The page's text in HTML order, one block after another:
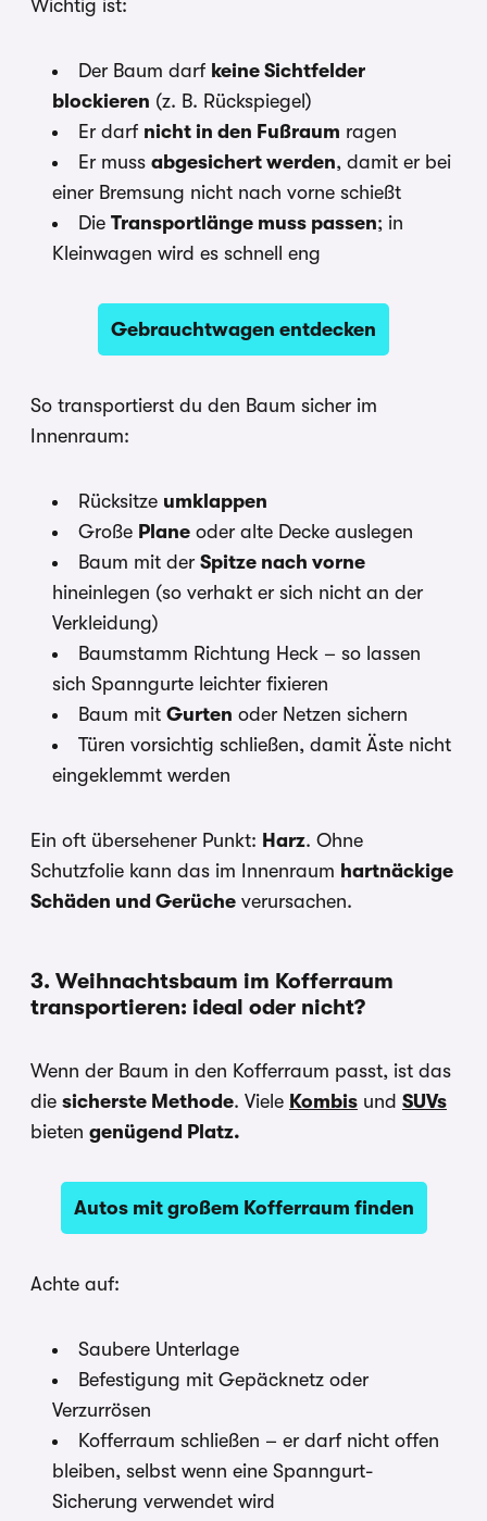
Wichtig ist:
Der Baum darf keine Sichtfelder
blockieren (z. B. Rückspiegel)
Er darf nicht in den Fußraum ragen
Er muss abgesichert werden, damit er bei
einer Bremsung nicht nach vorne schießt
Die Transportlänge muss passen; in
Kleinwagen wird es schnell eng
Gebrauchtwagen entdecken
So transportierst du den Baum sicher im
Innenraum:
Rücksitze umklappen
Große Plane oder alte Decke auslegen
Baum mit der Spitze nach vorne
hineinlegen (so verhakt er sich nicht an der
Verkleidung)
Baumstamm Richtung Heck – so lassen
sich Spanngurte leichter fixieren
Baum mit Gurten oder Netzen sichern
Türen vorsichtig schließen, damit Äste nicht
eingeklemmt werden
Ein oft übersehener Punkt: Harz. Ohne
Schutzfolie kann das im Innenraum hartnäckige
Schäden und Gerüche verursachen.
3. Weihnachtsbaum im Kofferraum
transportieren: ideal oder nicht?
Wenn der Baum in den Kofferraum passt, ist das
die sicherste Methode. Viele Kombis und SUVs
bieten genügend Platz.
Autos mit großem Kofferraum finden
Achte auf:
Saubere Unterlage
Befestigung mit Gepäcknetz oder
Verzurrösen
Kofferraum schließen – er darf nicht offen
bleiben, selbst wenn eine Spanngurt-
Sicherung verwendet wird